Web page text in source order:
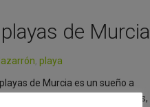
de Murcia
,playa
de Murcia es un sueño a
encontrar todo tipo de casas,